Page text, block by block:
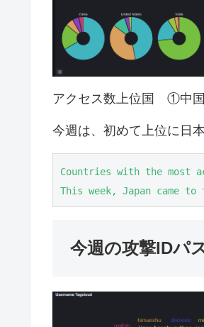
アクセス数上位国 ①中
今週は、初めて上位に日
Countries with the most
This week, Japan came
今週の攻撃ID